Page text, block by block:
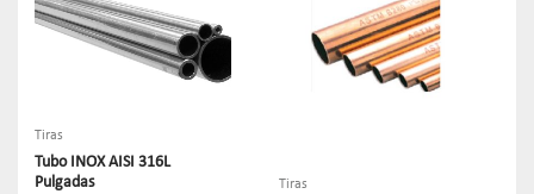
Tiras
Tubo INOX AISI 316L
Pulgadas
Tiras